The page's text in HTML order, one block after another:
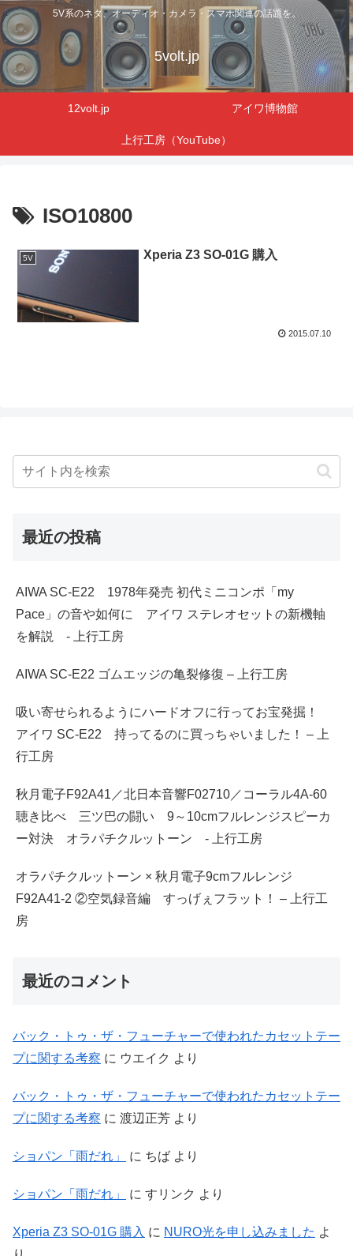
5V系のネタ、オーディオ・カメラ・スマホ関連の話題を。
5volt.jp
12volt.jp アイワ博物館
上行工房（YouTube）
ISO10800
5V Xperia Z3 SO-01G 購入
2015.07.10
最近の投稿
AIWA SC-E22 1978年発売 初代ミニコンポ「my
Pace」の音や如何に アイワ ステレオセットの新機軸
を解説 - 上行工房
AIWA SC-E22 ゴムエッジの亀裂修復 – 上行工房
吸い寄せられるようにハードオフに行ってお宝発掘！
アイワ SC-E22 持ってるのに買っちゃいました！ – 上
行工房
秋月電子F92A41／北日本音響F02710／コーラル4A-60
聴き比べ 三ツ巴の闘い 9～10cmフルレンジスピーカ
ー対決 オラパチクルットーン - 上行工房
オラパチクルットーン × 秋月電子9cmフルレンジ
F92A41-2 ②空気録音編 すっげぇフラット！ – 上行工
房
最近のコメント
バック・トゥ・ザ・フューチャーで使われたカセットテー
プに関する考察 に ウエイク より
バック・トゥ・ザ・フューチャーで使われたカセットテー
プに関する考察 に 渡辺正芳 より
ショパン「雨だれ」 に ちば より
ショパン「雨だれ」 に すリンク より
Xperia Z3 SO-01G 購入 に NURO光を申し込みました よ